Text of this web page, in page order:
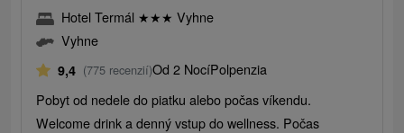
Hotel Termál ★★★ Vyhne
Vyhne
9,4 (775 recenzií)Od 2 NocíPolpenzia
Pobyt od nedele do piatku alebo počas víkendu.
Welcome drink a denný vstup do wellness. Počas